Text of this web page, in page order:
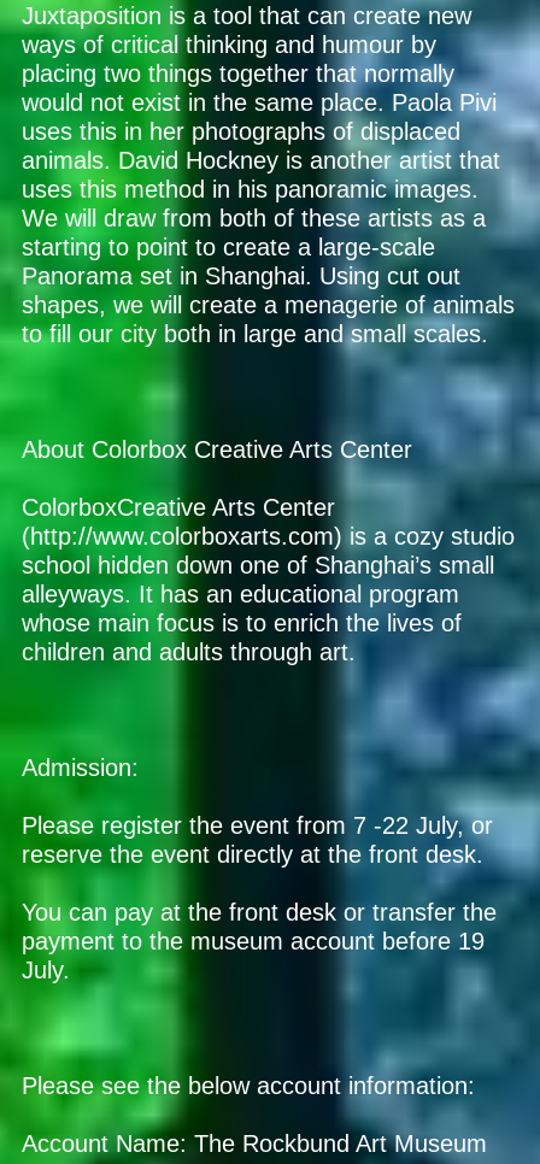
Juxtaposition is a tool that can create new
ways of critical thinking and humour by
placing two things together that normally
would not exist in the same place. Paola Pivi
uses this in her photographs of displaced
animals. David Hockney is another artist that
uses this method in his panoramic images.
We will draw from both of these artists as a
starting to point to create a large-scale
Panorama set in Shanghai. Using cut out
shapes, we will create a menagerie of animals
to fill our city both in large and small scales.
About Colorbox Creative Arts Center
ColorboxCreative Arts Center
(http://www.colorboxarts.com) is a cozy studio
school hidden down one of Shanghai’s small
alleyways. It has an educational program
whose main focus is to enrich the lives of
children and adults through art.
Admission:
Please register the event from 7 -22 July, or
reserve the event directly at the front desk.
You can pay at the front desk or transfer the
payment to the museum account before 19
July.
Please see the below account information:
Account Name: The Rockbund Art Museum